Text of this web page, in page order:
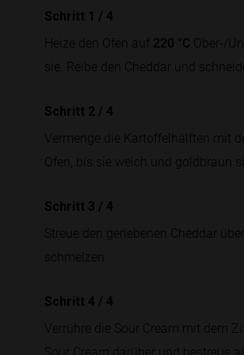
Schritt 1 / 4
Heize den Ofen auf 220 °C Ober-/
sie. Reibe den Cheddar und
Schritt 2 / 4
Vermenge die Kartoffelhälften mit
Ofen, bis sie weich und goldbraun
Schritt 3 / 4
Streue den geriebenen Cheddar
schmelzen.
Schritt 4 / 4
Verrühre die Sour Cream mit dem
Sour Cream darüber und bestreue